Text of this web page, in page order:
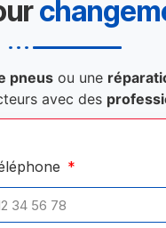
pneusou une
avec des